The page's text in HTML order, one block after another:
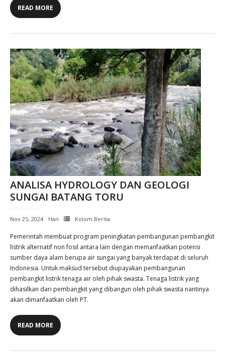
READ MORE
ANALISA HYDROLOGY DAN GEOLOGI
SUNGAI BATANG TORU
Nov 25, 2024 Han Kolom Berita
Pemerintah membuat program peningkatan pembangunan pembangkit
listrik alternatif non fosil antara lain dengan memanfaatkan potensi
sumber daya alam berupa air sungai yang banyak terdapat di seluruh
Indonesia. Untuk maksud tersebut diupayakan pembangunan
pembangkit listrik tenaga air oleh pihak swasta. Tenaga listrik yang
dihasilkan dari pembangkit yang dibangun oleh pihak swasta nantinya
akan dimanfaatkan oleh PT.
READ MORE